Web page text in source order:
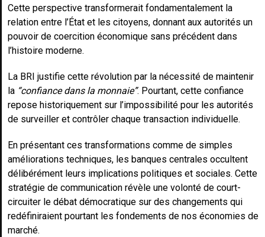
Cette perspective transformerait fondamentalement la
relation entre l’État et les citoyens, donnant aux autorités un
pouvoir de coercition économique sans précédent dans
l’histoire moderne.
La BRI justifie cette révolution par la nécessité de maintenir
la “confiance dans la monnaie”. Pourtant, cette confiance
repose historiquement sur l’impossibilité pour les autorités
de surveiller et contrôler chaque transaction individuelle.
En présentant ces transformations comme de simples
améliorations techniques, les banques centrales occultent
délibérément leurs implications politiques et sociales. Cette
stratégie de communication révèle une volonté de court-
circuiter le débat démocratique sur des changements qui
redéfiniraient pourtant les fondements de nos économies de
marché.